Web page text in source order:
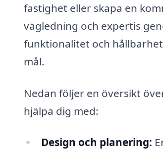
fastighet eller skapa en
vägledning och expertis
funktionalitet och
mål.
Nedan följer en översikt
hjälpa dig med:
Design och planering: